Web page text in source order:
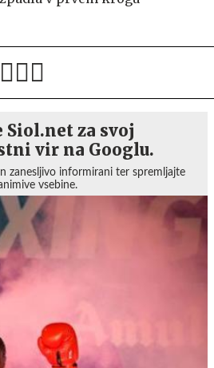
za svoj
vir na Googlu.
zanesljivo informirani ter spremljajte
vsebine.